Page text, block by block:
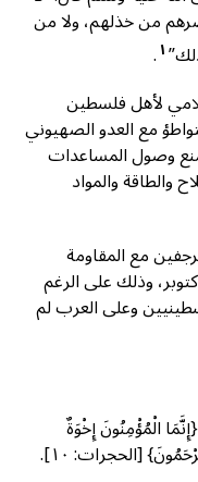
من خذلهم، ولا من
١.
لأهل فلسطين
مع العدو الصهيوني
وصول المساعدات
والطاقة والمواد
مع المقاومة
وذلك على الرغم
وعلى العرب لم
الْمُؤْمِنُونَ إِخْوَةٌ
[الحجرات: ١٠].